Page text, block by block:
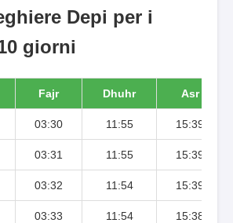
Depi per i
giorni
Fajr Dhuhr Asr
03:30 11:55 15:39
03:31 11:55 15:39
03:32 11:54 15:39
03:33 11:54 15:38